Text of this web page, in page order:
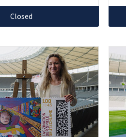
Closed